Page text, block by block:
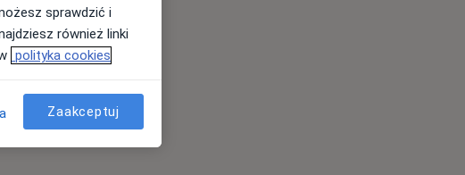
sprawdzić i
również linki
polityka cookies
Zaakceptuj